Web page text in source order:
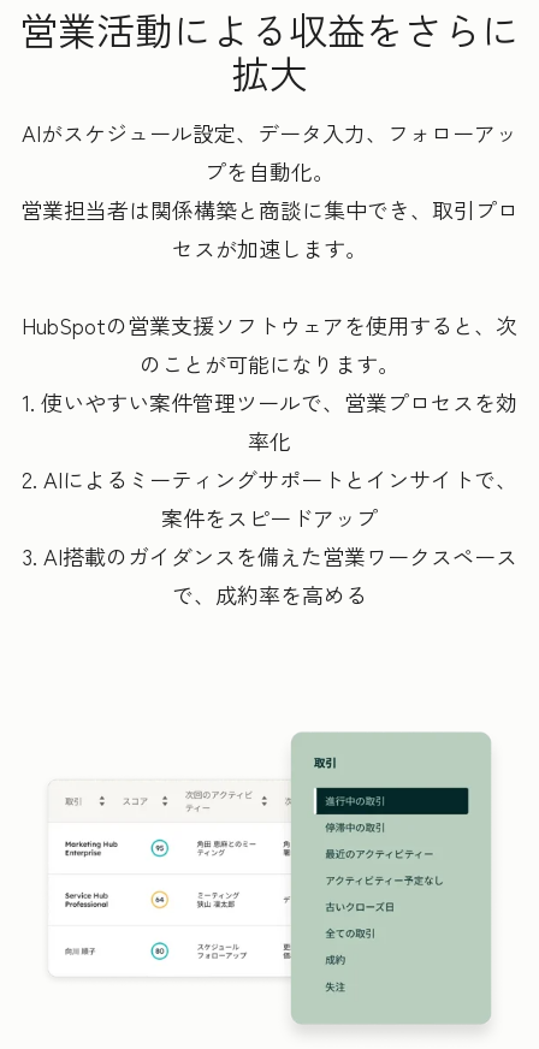
営業活動による収益をさらに
拡大
AIがスケジュール設定、データ入力、フォローアッ
プを自動化。
営業担当者は関係構築と商談に集中でき、取引プロ
セスが加速します。
HubSpotの営業支援ソフトウェアを使用すると、次
のことが可能になります。
1. 使いやすい案件管理ツールで、営業プロセスを効
率化
2. AIによるミーティングサポートとインサイトで、
案件をスピードアップ
3. AI搭載のガイダンスを備えた営業ワークスペース
で、成約率を高める